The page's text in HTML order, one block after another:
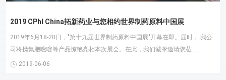
2019 CPhI China拓新药业与您相约世界制药原料中国展
2019年6月18-20日，"第十九届世界制药原料中国展"开幕在即。届时， 我公
司将携氟胞嘧啶等产品惊艳亮相本次展会。在此，我们诚挚邀请您莅......
2019-06-06